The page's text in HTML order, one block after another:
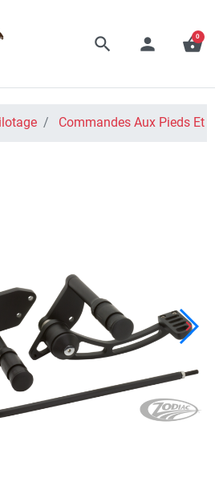
search person shopping_basket
0
Commandes Aux Pieds Et
keyboard_arrow_right